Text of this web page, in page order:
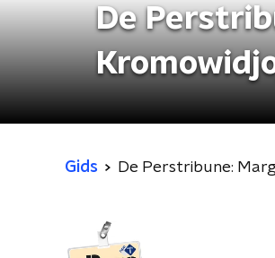
De
Gids De Perstribune: